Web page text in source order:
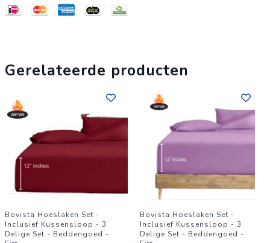
Bestel vandaag nog en geef je slaapkamer de upgrade die het
Gerelateerde producten
Bovista Hoeslaken Set -
Inclusief Kussensloop - 3
Delige Set - Beddengoed -
Bovista Hoeslaken Set -
Inclusief Kussensloop - 3
Delige Set - Beddengoed -